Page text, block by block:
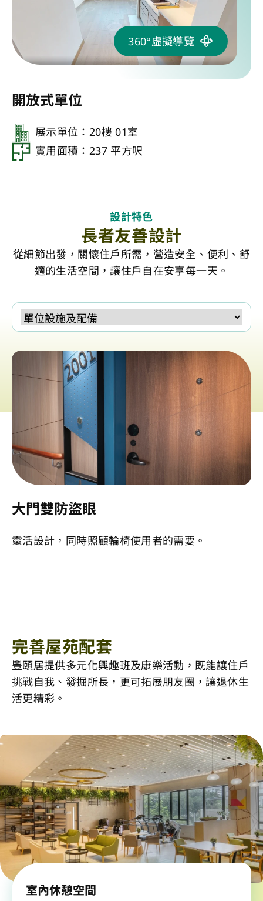
360°虛擬導覽
開放式單位
展示單位：20樓 01室
實用面積：237 平方呎
設計特色
長者友善設計
從細節出發，關懷住戶所需，營造安全、便利、舒
適的生活空間，讓住戶自在安享每一天。
大門雙防盜眼
靈活設計，同時照顧輪椅使用者的需要。
完善屋苑配套
豐頤居提供多元化興趣班及康樂活動，既能讓住戶
挑戰自我、發掘所長，更可拓展朋友圈，讓退休生
活更精彩。
室內休憩空間